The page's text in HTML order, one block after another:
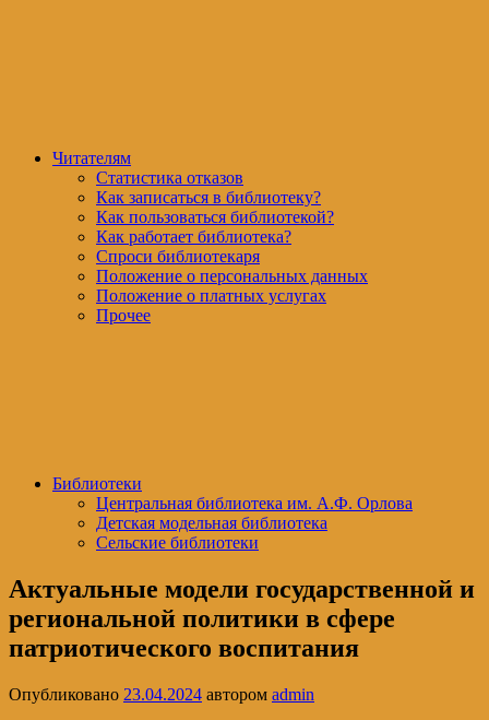
Читателям
Статистика отказов
Как записаться в библиотеку?
Как пользоваться библиотекой?
Как работает библиотека?
Спроси библиотекаря
Положение о персональных данных
Положение о платных услугах
Прочее
Библиотеки
Центральная библиотека им. А.Ф. Орлова
Детская модельная библиотека
Сельские библиотеки
Актуальные модели государственной и
региональной политики в сфере
патриотического воспитания
Опубликовано 23.04.2024 автором admin